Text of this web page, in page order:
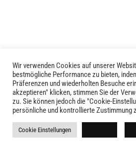
LIVID © 2024
Kontakt
Versandkosten
Wir verwenden Cookies auf unserer
bestmögliche Performance zu bieten,
Präferenzen und wiederholten Besuche
akzeptieren" klicken, stimmen Sie der
zu. Sie können jedoch die "Cookie-
persönliche und kontrollierte Zustimmung
Cookie Einstellungen